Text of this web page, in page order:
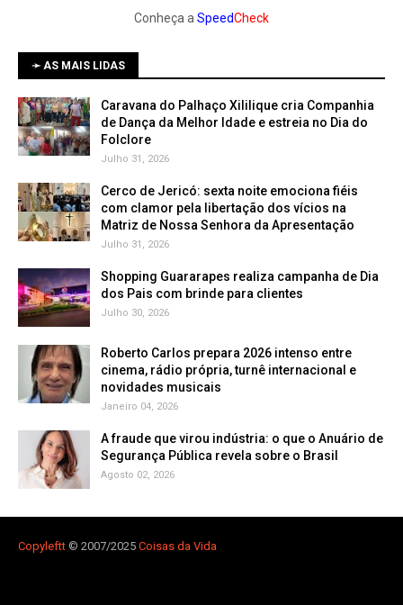
Conheça a SpeedCheck
➛ AS MAIS LIDAS
Caravana do Palhaço Xililique cria Companhia
de Dança da Melhor Idade e estreia no Dia do
Folclore
Julho 31, 2026
Cerco de Jericó: sexta noite emociona fiéis
com clamor pela libertação dos vícios na
Matriz de Nossa Senhora da Apresentação
Julho 31, 2026
Shopping Guararapes realiza campanha de Dia
dos Pais com brinde para clientes
Julho 30, 2026
Roberto Carlos prepara 2026 intenso entre
cinema, rádio própria, turnê internacional e
novidades musicais
Janeiro 04, 2026
A fraude que virou indústria: o que o Anuário de
Segurança Pública revela sobre o Brasil
Agosto 02, 2026
Copyleftt © 2007/2025 Coisas da Vida